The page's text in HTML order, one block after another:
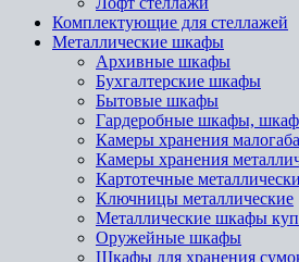
Комплектующие для стеллажей
Металлические шкафы
Архивные шкафы
Бухгалтерские шкафы
Бытовые шкафы
Гардеробные шкафы,
Камеры хранения
Камеры хранения
Картотечные
Ключницы металлические
Металлические шкафы
Оружейные шкафы
Шкафы для хранения